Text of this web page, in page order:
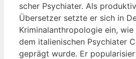
scher Psych­ia­ter. Als
Über­set­zer setz­te er sich in
Kri­mi­nal­an­thro­po­lo­gie ein,
dem ita­lie­ni­schen Psych­ia­ter
geprägt wur­de. Er